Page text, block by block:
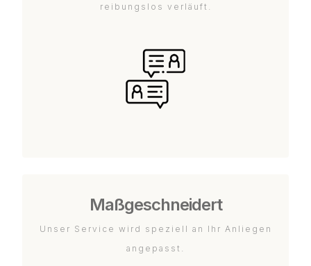
reibungslos verläuft.
Maßgeschneidert
Unser Service wird speziell an Ihr Anliegen
angepasst.